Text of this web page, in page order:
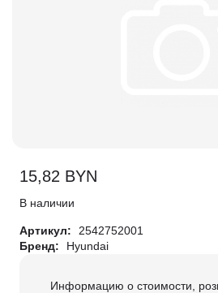
15,82 BYN
В наличии
Артикул:
2542752001
Бренд:
Hyundai
Информацию о стоимости,